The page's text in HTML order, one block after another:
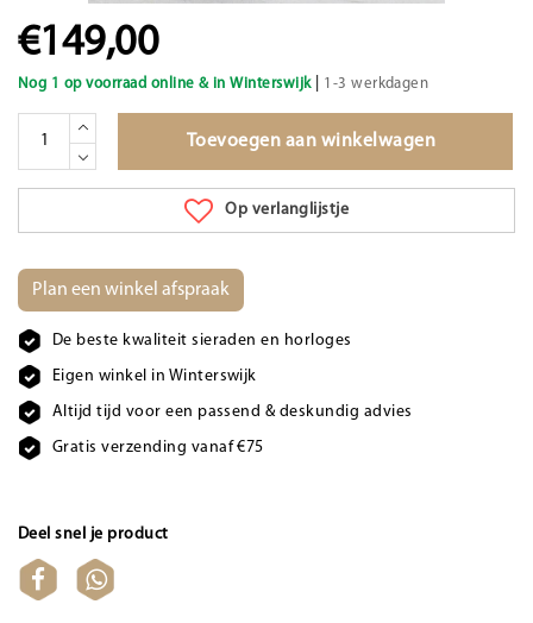
€149,00
Nog 1 op voorraad online & in Winterswijk| 1-3 werkdagen
Toevoegen aan winkelwagen
Op verlanglijstje
Plan een winkel afspraak
De beste kwaliteit sieraden en horloges
Eigen winkel in Winterswijk
Altijd tijd voor een passend & deskundig advies
Gratis verzending vanaf €75
Deel snel je product